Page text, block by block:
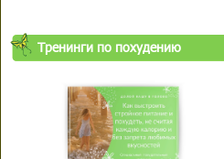
Тренинги по похудению